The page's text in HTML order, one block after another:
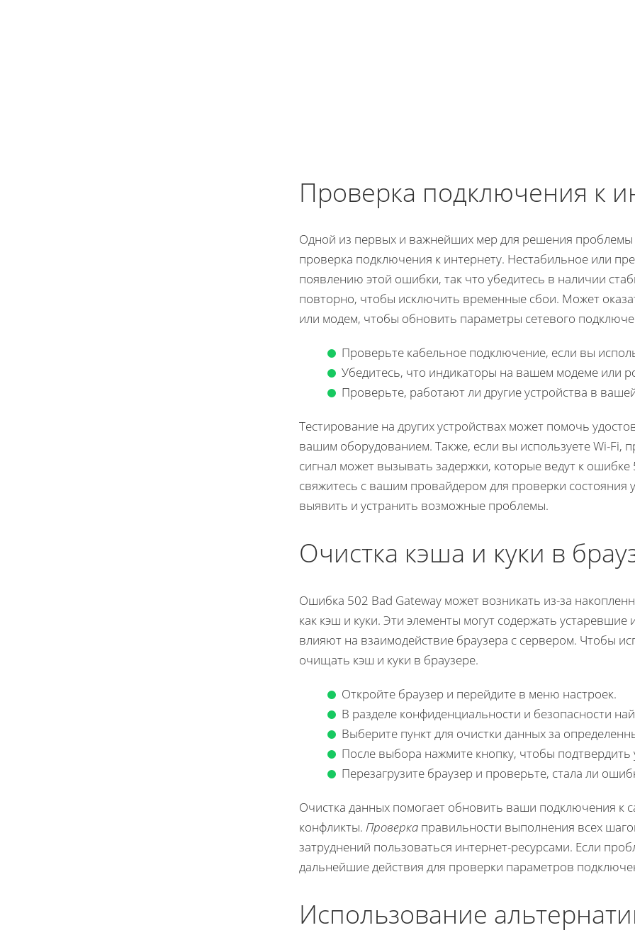
Проверка подключения к
Одной из первых и важнейших мер для решения проблемы
проверка подключения к интернету. Нестабильное или
появлению этой ошибки, так что убедитесь в наличии
повторно, чтобы исключить временные сбои. Может
или модем, чтобы обновить параметры сетевого
Проверьте кабельное подключение, если вы
Убедитесь, что индикаторы на вашем модеме или
Проверьте, работают ли другие устройства в
Тестирование на других устройствах может помочь
вашим оборудованием. Также, если вы используете Wi-Fi,
сигнал может вызывать задержки, которые ведут к
свяжитесь с вашим провайдером для проверки состояния
выявить и устранить возможные проблемы.
Очистка кэша и куки в
Ошибка 502 Bad Gateway может возникать из-за
как кэш и куки. Эти элементы могут содержать
влияют на взаимодействие браузера с сервером. Чтобы
очищать кэш и куки в браузере.
Откройте браузер и перейдите в меню настроек.
В разделе конфиденциальности и безопасности
Выберите пункт для очистки данных за
После выбора нажмите кнопку, чтобы подтвердить
Перезагрузите браузер и проверьте, стала ли
Очистка данных помогает обновить ваши подключения к
конфликты. Проверка правильности выполнения всех
затруднений пользоваться интернет-ресурсами. Если
дальнейшие действия для проверки параметров
Использование